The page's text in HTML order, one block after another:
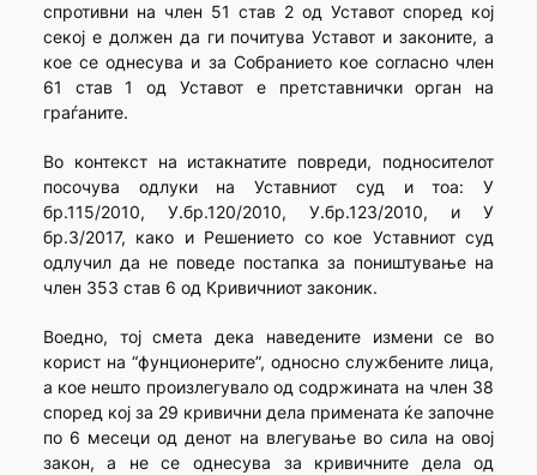
спротивни на член 51 став 2 од Уставот според кој
секој е должен да ги почитува Уставот и законите, а
кое се однесува и за Собранието кое согласно член
61 став 1 од Уставот е претставнички орган на
граѓаните.
Во контекст на истакнатите повреди, подносителот
посочува одлуки на Уставниот суд и тоа: У
бр.115/2010, У.бр.120/2010, У.бр.123/2010, и У
бр.3/2017, како и Решението со кое Уставниот суд
одлучил да не поведе постапка за поништување на
член 353 став 6 од Кривичниот законик.
Воедно, тој смета дека наведените измени се во
корист на “фунционерите”, односно службените лица,
а кое нешто произлегувало од содржината на член 38
според кој за 29 кривични дела примената ќе започне
по 6 месеци од денот на влегување во сила на овој
закон, а не се однесува за кривичните дела од